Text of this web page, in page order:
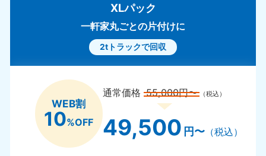
XLパック
一軒家丸ごとの片付けに
2tトラックで回収
WEB割
10%OFF
通常価格55,000円〜 （税込）
49,500 円〜（税込）